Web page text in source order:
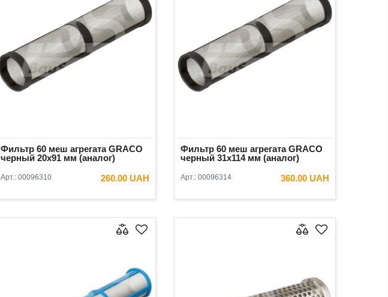
Фильтр 60 меш агрегата GRACO
черный 20x91 мм (аналог)
Арт.: 00096310 260.00 UAH
В КОРЗИНУ
Фильтр 60 меш агрегата GRACO
черный 31x114 мм (аналог)
Арт.: 00096314 360.00 UAH
В КОРЗИНУ